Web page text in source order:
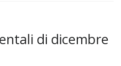
di dicembre